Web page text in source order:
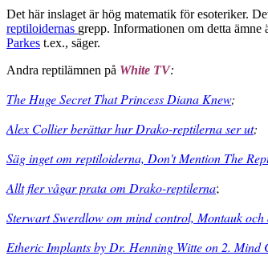
Det här inslaget är hög matematik för esoteriker.
reptiloidernas grepp. Informationen om detta
Parkes t.ex., säger.
Andra reptilämnen på White TV:
The Huge Secret That Princess Diana Knew;
Alex Collier berättar hur Drako-reptilerna ser ut;
Säg inget om reptiloiderna, Don't Mention The
Allt fler vågar prata om Drako-reptilerna;
Sterwart Swerdlow om mind control, Montauk
Etheric Implants by Dr. Henning Witte on 2. Mind